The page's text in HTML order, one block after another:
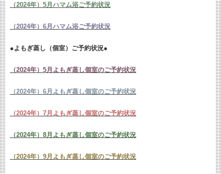
（2024年）5月ハマム浴ご予約状況
（2024年）6月ハマム浴ご予約状況
●よもぎ蒸し（個室）ご予約状況●
（2024年）5月よもぎ蒸し個室のご予約状況
（2024年）6月よもぎ蒸し個室のご予約状況
（2024年）7月よもぎ蒸し個室のご予約状況
（2024年）8月よもぎ蒸し個室のご予約状況
（2024年）9月よもぎ蒸し個室のご予約状況